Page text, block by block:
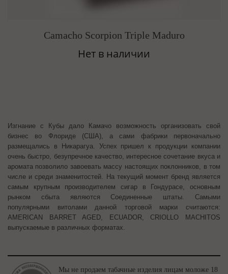
Camacho Scorpion Triple Maduro
Нет в наличии
Изгнание с Кубы дало Камачо возможность организовать свой
бизнес во Флориде (США), а сами фабрики первоначально
размещались в Никарагуа. Успех пришел к продукции компании
очень быстро, безупречное качество, интересное сочетание вкуса и
аромата позволило завоевать массу настоящих поклонников, в том
числе и среди знаменитостей. На текущий момент бренд является
самым крупным производителем сигар в Гондурасе, основным
рынком сбыта являются Соединенные штаты. Самыми
популярными витолами данной торговой марки считаются:
AMERICAN BARRET AGED, ECUADOR, CRIOLLO MACHITOS
выпускаемые в различных форматах.
Мы не продаем табачные изделия лицам моложе 18